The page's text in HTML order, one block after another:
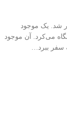
شد. یک موجود
می‌کرد. آن موجود
ببرد…